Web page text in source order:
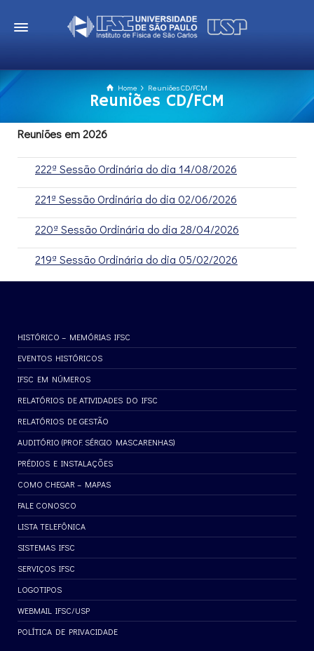
Home Reuniões CD/FCM
Reuniões CD/FCM
Reuniões em 2026
222ª Sessão Ordinária do dia 14/08/2026
221ª Sessão Ordinária do dia 02/06/2026
220ª Sessão Ordinária do dia 28/04/2026
219ª Sessão Ordinária do dia 05/02/2026
HISTÓRICO – MEMÓRIAS IFSC
EVENTOS HISTÓRICOS
IFSC EM NÚMEROS
RELATÓRIOS DE ATIVIDADES DO IFSC
RELATÓRIOS DE GESTÃO
AUDITÓRIO (PROF. SÉRGIO MASCARENHAS)
PRÉDIOS E INSTALAÇÕES
COMO CHEGAR – MAPAS
FALE CONOSCO
LISTA TELEFÔNICA
SISTEMAS IFSC
SERVIÇOS IFSC
LOGOTIPOS
WEBMAIL IFSC/USP
POLÍTICA DE PRIVACIDADE